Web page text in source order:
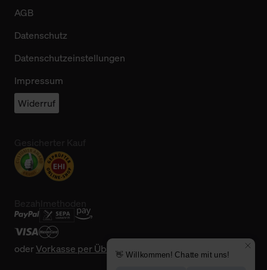
AGB
Datenschutz
Datenschutzeinstellungen
Impressum
Widerruf
oderVorkasse per Überweisung